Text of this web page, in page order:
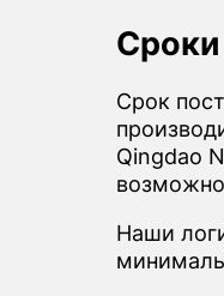
Срок
Qingdao
Наши